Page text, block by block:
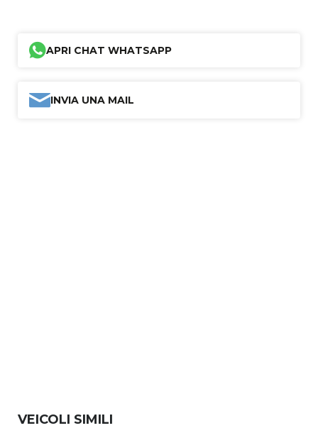
APRI CHAT WHATSAPP
INVIA UNA MAIL
VEICOLI SIMILI